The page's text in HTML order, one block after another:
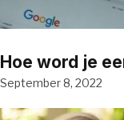
Hoe word je
September 8, 2022